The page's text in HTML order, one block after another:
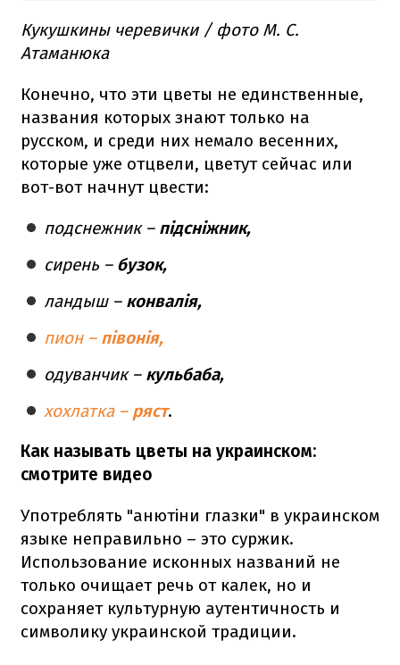
Кукушкины черевички / фото М. С.
Атаманюка
Конечно, что эти цветы не единственные,
названия которых знают только на
русском, и среди них немало весенних,
которые уже отцвели, цветут сейчас или
вот-вот начнут цвести:
подснежник – підсніжник,
сирень – бузок,
ландыш – конвалія,
пион – півонія,
одуванчик – кульбаба,
хохлатка – ряст.
Как называть цветы на украинском:
смотрите видео
Употреблять "анютіни глазки" в украинском
языке неправильно – это суржик.
Использование исконных названий не
только очищает речь от калек, но и
сохраняет культурную аутентичность и
символику украинской традиции.